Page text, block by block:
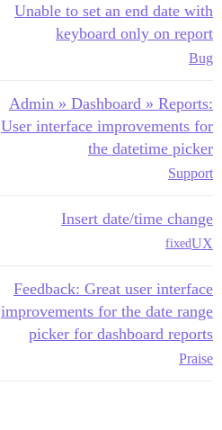
Unable to set an end date with
keyboard only on report
Bug
Admin » Dashboard » Reports:
User interface improvements for
the datetime picker
Support
Insert date/time change
UX
fixed
Feedback: Great user interface
improvements for the date range
picker for dashboard reports
Praise